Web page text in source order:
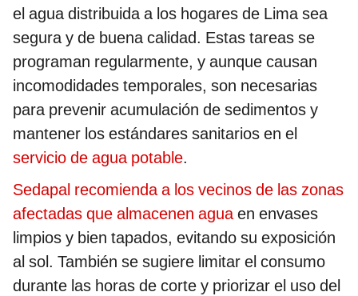
el agua distribuida a los hogares de Lima sea
segura y de buena calidad. Estas tareas se
programan regularmente, y aunque causan
incomodidades temporales, son necesarias
para prevenir acumulación de sedimentos y
mantener los estándares sanitarios en el
servicio de agua potable.
Sedapal recomienda a los vecinos de las zonas
afectadas que almacenen agua en envases
limpios y bien tapados, evitando su exposición
al sol. También se sugiere limitar el consumo
durante las horas de corte y priorizar el uso del